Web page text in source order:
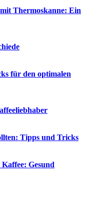
Thermoskanne: Ein
für den optimalen
Tipps und Tricks
Gesund